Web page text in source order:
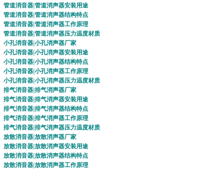
管道消音器 管道消声器安装用途
管道消音器 管道消声器结构特点
管道消音器 管道消声器工作原理
管道消音器 管道消声器压力温度材质
小孔消音器 小孔消声器厂家
小孔消音器 小孔消声器安装用途
小孔消音器 小孔消声器结构特点
小孔消音器 小孔消声器工作原理
小孔消音器 小孔消声器压力温度材质
排气消音器 排气消声器厂家
排气消音器 排气消声器安装用途
排气消音器 排气消声器结构特点
排气消音器 排气消声器工作原理
排气消音器 排气消声器压力温度材质
放散消音器 放散消声器厂家
放散消音器 放散消声器安装用途
放散消音器 放散消声器结构特点
放散消音器 放散消声器工作原理